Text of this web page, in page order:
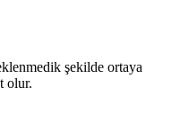
şekilde ortaya
olur.